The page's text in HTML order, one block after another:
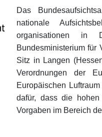
Das
nationale
organisationen in
Bundesministerium für
Sitz in Langen
Verordnungen der
Europäischen
dafür, dass die hohen
Vorgaben im Bereich